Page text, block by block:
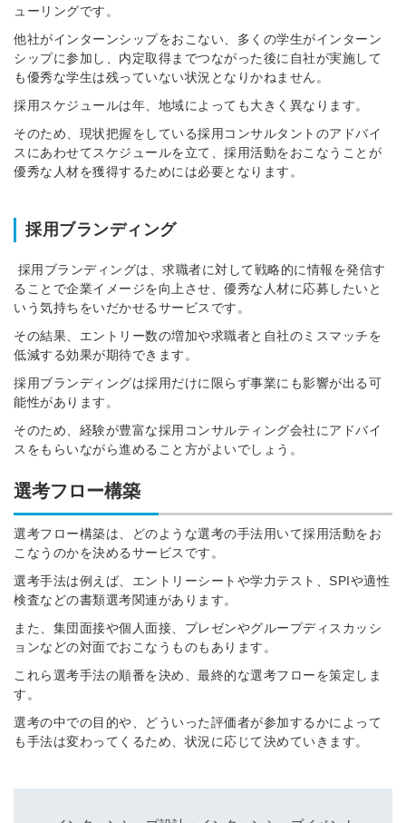
ューリングです。
他社がインターンシップをおこない、多くの学生がインターン
シップに参加し、内定取得までつながった後に自社が実施して
も優秀な学生は残っていない状況となりかねません。
採用スケジュールは年、地域によっても大きく異なります。
そのため、現状把握をしている採用コンサルタントのアドバイ
スにあわせてスケジュールを立て、採用活動をおこなうことが
優秀な人材を獲得するためには必要となります。
採用ブランディング
採用ブランディングは、求職者に対して戦略的に情報を発信す
ることで企業イメージを向上させ、優秀な人材に応募したいと
いう気持ちをいだかせるサービスです。
その結果、エントリー数の増加や求職者と自社のミスマッチを
低減する効果が期待できます。
採用ブランディングは採用だけに限らず事業にも影響が出る可
能性があります。
そのため、経験が豊富な採用コンサルティング会社にアドバイ
スをもらいながら進めること方がよいでしょう。
選考フロー構築
選考フロー構築は、どのような選考の手法用いて採用活動をお
こなうのかを決めるサービスです。
選考手法は例えば、エントリーシートや学力テスト、SPIや適性
検査などの書類選考関連があります。
また、集団面接や個人面接、プレゼンやグループディスカッシ
ョンなどの対面でおこなうものもあります。
これら選考手法の順番を決め、最終的な選考フローを策定しま
す。
選考の中での目的や、どういった評価者が参加するかによって
も手法は変わってくるため、状況に応じて決めていきます。